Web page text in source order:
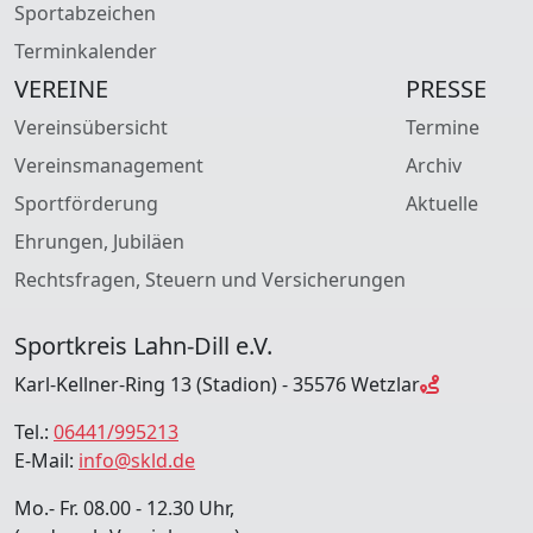
Sportabzeichen
Terminkalender
VEREINE
Vereinsübersicht
Vereinsmanagement
Sportförderung
Ehrungen, Jubiläen
Rechtsfragen, Steuern und Versicherungen
PRESSE
Termine
Archiv
Aktuelle
Sportkreis Lahn-Dill e.V.
Karl-Kellner-Ring 13 (Stadion) - 35576 Wetzlar
Tel.: 06441/995213
E-Mail: info@skld.de
Mo.- Fr. 08.00 - 12.30 Uhr,